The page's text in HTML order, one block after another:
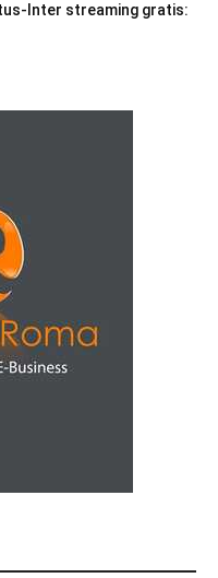
Inter streaming gratis: